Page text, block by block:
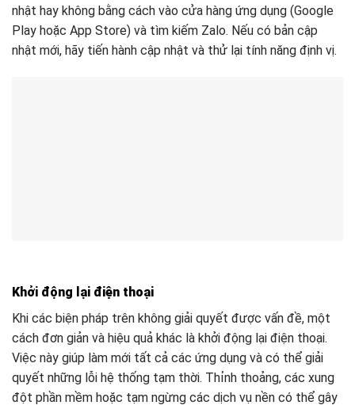
nhật hay không bằng cách vào cửa hàng ứng dụng (Google
Play hoặc App Store) và tìm kiếm Zalo. Nếu có bản cập
nhật mới, hãy tiến hành cập nhật và thử lại tính năng định vị.
Khởi động lại điện thoại
Khi các biện pháp trên không giải quyết được vấn đề, một
cách đơn giản và hiệu quả khác là khởi động lại điện thoại.
Việc này giúp làm mới tất cả các ứng dụng và có thể giải
quyết những lỗi hệ thống tạm thời. Thỉnh thoảng, các xung
đột phần mềm hoặc tạm ngừng các dịch vụ nền có thể gây